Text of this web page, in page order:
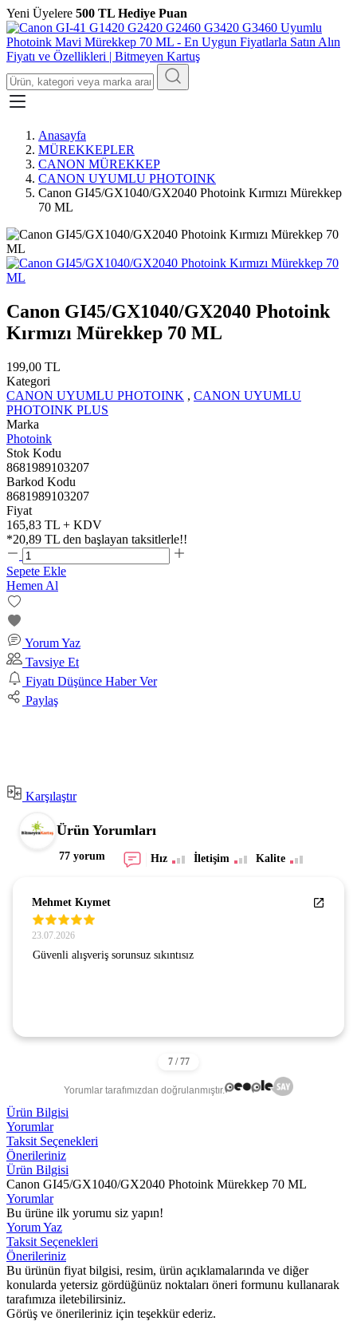
Yeni Üyelere 500 TL Hediye Puan
Anasayfa
MÜREKKEPLER
CANON MÜREKKEP
CANON UYUMLU PHOTOINK
Canon GI45/GX1040/GX2040 Photoink Kırmızı Mürekkep
70 ML
Canon GI45/GX1040/GX2040 Photoink
Kırmızı Mürekkep 70 ML
199,00 TL
Kategori
CANON UYUMLU PHOTOINK , CANON UYUMLU
PHOTOINK PLUS
Marka
Photoink
Stok Kodu
8681989103207
Barkod Kodu
8681989103207
Fiyat
165,83 TL + KDV
*20,89 TL den başlayan taksitlerle!!
Sepete Ekle
Hemen Al
Yorum Yaz
Tavsiye Et
Fiyatı Düşünce Haber Ver
Paylaş
Karşılaştır
Ürün Yorumları
77 yorum Hız İletişim Kalite
Mehmet Kıymet
23.07.2026
Güvenli alışveriş sorunsuz sıkıntısız
Yorumlar tarafımızdan doğrulanmıştır.
Ürün Bilgisi
Yorumlar
Taksit Seçenekleri
Önerileriniz
Ürün Bilgisi
Canon GI45/GX1040/GX2040 Photoink Mürekkep 70 ML
Yorumlar
Bu ürüne ilk yorumu siz yapın!
Yorum Yaz
Taksit Seçenekleri
Önerileriniz
Bu ürünün fiyat bilgisi, resim, ürün açıklamalarında ve diğer
konularda yetersiz gördüğünüz noktaları öneri formunu kullanarak
tarafımıza iletebilirsiniz.
Görüş ve önerileriniz için teşekkür ederiz.